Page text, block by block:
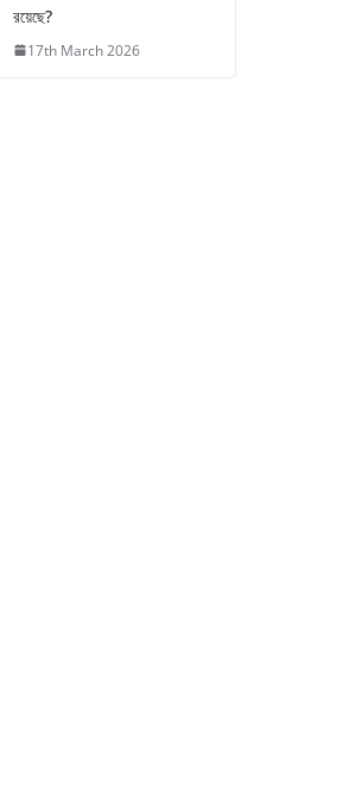
রয়েছে?
17th March 2026